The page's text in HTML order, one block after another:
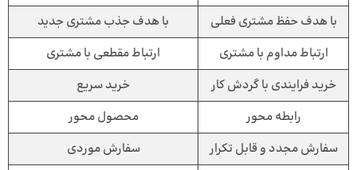
با هدف حفظ مشتری فعلی
با هدف جذب مشتری جدید
ارتباط مداوم با مشتری
ارتباط مقطعی با مشتری
خرید فرایندی با گردش کار
خرید سریع
رابطه محور
محصول محور
سفارش مجدد و قابل تکرار
سفارش موردی